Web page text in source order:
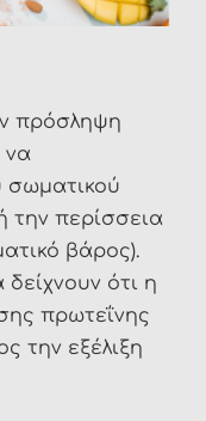
πρόσληψη
να
σωματικού
την περίσσεια
βάρος).
δείχνουν ότι η
πρωτεΐνης
την εξέλιξη